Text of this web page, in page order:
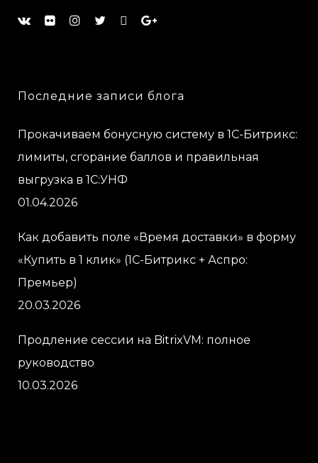
Последние записи блога
Прокачиваем бонусную систему в 1С-Битрикс:
лимиты, сгорание баллов и правильная
выгрузка в 1С:УНФ
01.04.2026
Как добавить поле «Время доставки» в форму
«Купить в 1 клик» (1С-Битрикс + Аспро:
Премьер)
20.03.2026
Продление сессии на BitrixVM: полное
руководство
10.03.2026